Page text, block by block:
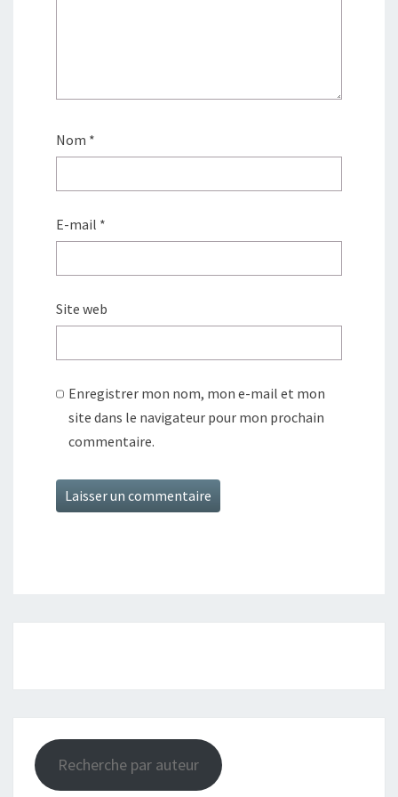
Nom *
E-mail *
Site web
Enregistrer mon nom, mon e-mail et mon
site dans le navigateur pour mon prochain
commentaire.
Recherche par auteur